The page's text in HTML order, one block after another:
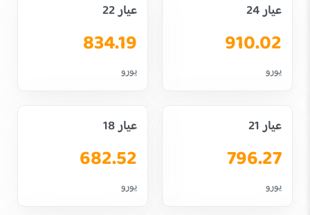
عيار 24
910.02
يورو
عيار 22
834.19
يورو
عيار 21
796.27
يورو
عيار 18
682.52
يورو